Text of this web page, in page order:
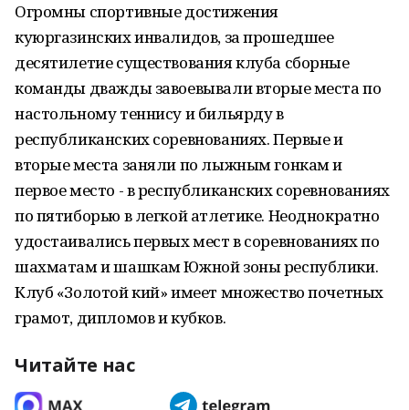
Огромны спортивные достижения
куюргазинских инвалидов, за прошедшее
десятилетие существования клуба сборные
команды дважды завоевывали вторые места по
настольному теннису и бильярду в
республиканских соревнованиях. Первые и
вторые места заняли по лыжным гонкам и
первое место - в республиканских соревнованиях
по пятиборью в легкой атлетике. Неоднократно
удостаивались первых мест в соревнованиях по
шахматам и шашкам Южной зоны республики.
Клуб «Золотой кий» имеет множество почетных
грамот, дипломов и кубков.
Читайте нас